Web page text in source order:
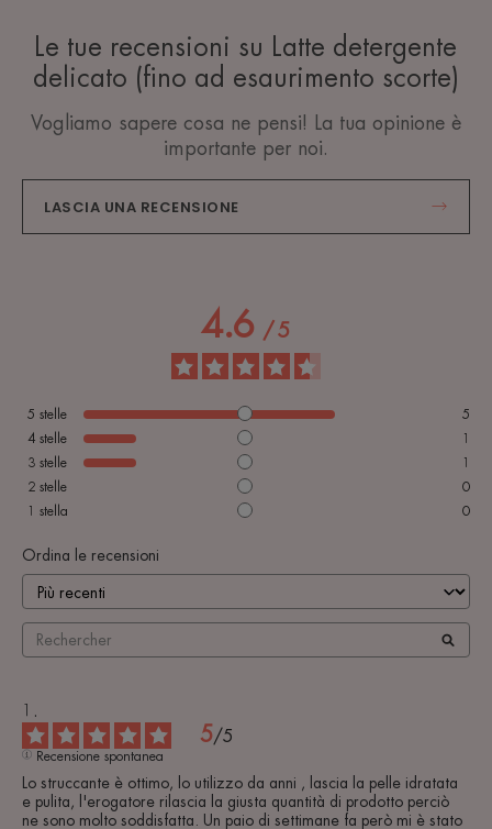
Le tue recensioni su Latte detergente
delicato (fino ad esaurimento scorte)
Vogliamo sapere cosa ne pensi! La tua opinione è
importante per noi.
LASCIA UNA RECENSIONE
4.6 / 5
5 stelle
5
4 stelle
3 stelle
2 stelle
0
stella 0
Ordina le recensioni
5/5
Recensione spontanea
Lo struccante è ottimo, lo utilizzo da anni , lascia la pelle idratata
e pulita, l'erogatore rilascia la giusta quantità di prodotto perciò
ne sono molto soddisfatta. Un paio di settimane fa però mi è stato